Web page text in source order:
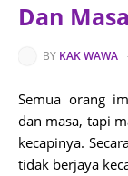
Dan Masa
BY KAK WAWA
Semua orang
dan masa, tapi
kecapinya.
tidak berjaya